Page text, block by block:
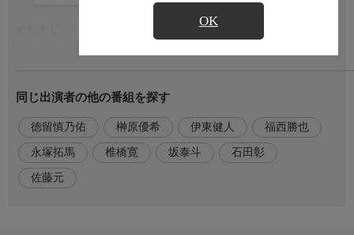
OK
を複製する能力者がいるというその森の中で、突如現れる英国の
魔女たち。シャボン玉を繰り出すクリスタルに硬貨使いのイグニ
ィ、強力な茨を操るローズマリィ。彼らに苦戦する岩元、原町の
もとに駆け付けたのは心強い後輩だった…!
出演者
同じ出演者の他の番組を探す
徳留慎乃佑 榊原優希 伊東健人 福西勝也
永塚拓馬 椎橋寛 坂泰斗 石田彰
佐藤元